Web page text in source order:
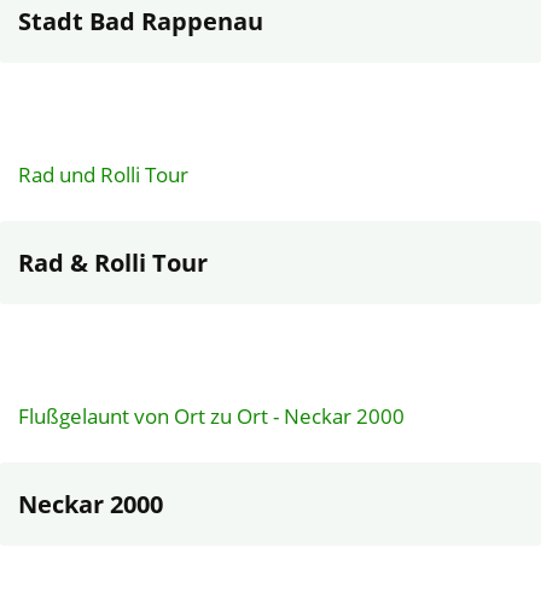
Stadt Bad Rappenau
Rad und Rolli Tour
Rad & Rolli Tour
Flußgelaunt von Ort zu Ort - Neckar 2000
Neckar 2000